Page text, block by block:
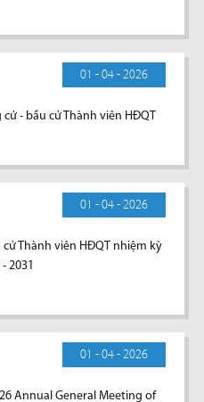
01 - 04 - 2026
- bầu cử Thành viên HĐQT
01 - 04 - 2026
Thành viên HĐQT nhiệm kỳ
2031
01 - 04 - 2026
Annual General Meeting of